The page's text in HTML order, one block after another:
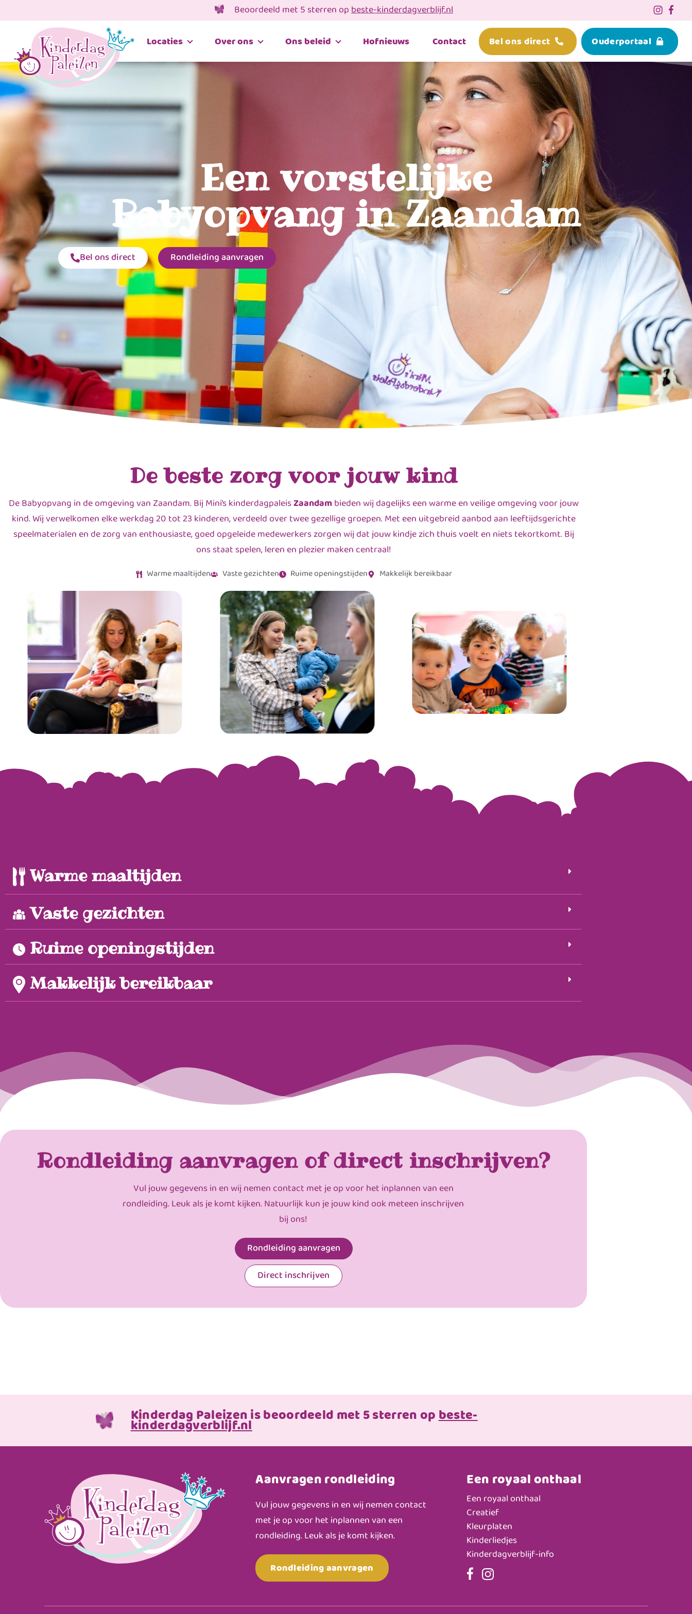
Beoordeeld met 5 sterren opbeste-kinderdagverblijf.nl
Bel ons direct Ouderportaal
Locaties Over ons Ons beleid Hofnieuws Contact
Een vorstelijke
Babyopvang in Zaandam
Bel ons direct Rondleiding aanvragen
De beste zorg voor jouw kind
De Babyopvang in de omgeving van Zaandam. Bij Mini’s kinderdagpaleisZaandam bieden wij dagelijks een warme en veilige omgeving voor jouw
kind. Wij verwelkomen elke werkdag 20 tot 23 kinderen, verdeeld over twee gezellige groepen. Met een uitgebreid aanbod aan leeftijdsgerichte
speelmaterialen en de zorg van enthousiaste, goed opgeleide medewerkers zorgen wij dat jouw kindje zich thuis voelt en niets tekortkomt. Bij
ons staat spelen, leren en plezier maken centraal!
Warme maaltijden Vaste gezichten Ruime openingstijden Makkelijk bereikbaar
Warme maaltijden
Vaste gezichten
Ruime openingstijden
Makkelijk bereikbaar
Rondleiding aanvragen of direct inschrijven?
Vul jouw gegevens in en wij nemen contact met je op voor het inplannen van een
rondleiding. Leuk als je komt kijken. Natuurlijk kun je jouw kind ook meteen inschrijven
bij ons!
Rondleiding aanvragen
Direct inschrijven
Kinderdag Paleizen is beoordeeld met 5 sterren opbeste-
kinderdagverblijf.nl
Aanvragen rondleiding
Vul jouw gegevens in en wij nemen contact
met je op voor het inplannen van een
rondleiding. Leuk als je komt kijken.
Rondleiding aanvragen
Een royaal onthaal
Een royaal onthaal
Creatief
Kleurplaten
Kinderliedjes
Kinderdagverblijf-info